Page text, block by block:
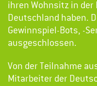
ihren Wohnsitz in
Deutschland haben.
Gewinnspiel-Bots, -
ausgeschlossen.
Von der Teilnahme
Mitarbeiter der